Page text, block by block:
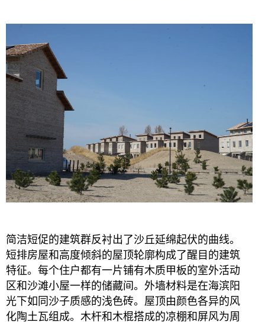
简洁短促的建筑群反衬出了沙丘延绵起伏的曲线。
短排房屋和高度倾斜的屋顶轮廓构成了醒目的建筑
特征。每个住户都有一片铺有木质甲板的室外活动
区和沙滩小屋一样的储藏间。外墙材料是在海滨阳
光下如同沙子质感的浅色砖。屋顶由颜色各异的风
化陶土瓦组成。木杆和木棍搭成的凉棚和屏风为周